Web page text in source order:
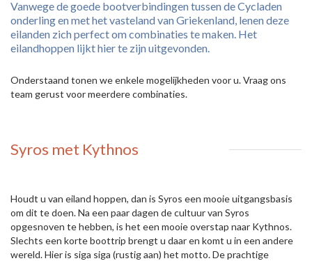
Vanwege de goede bootverbindingen tussen de Cycladen
onderling en met het vasteland van Griekenland, lenen deze
eilanden zich perfect om combinaties te maken. Het
eilandhoppen lijkt hier te zijn uitgevonden.
Onderstaand tonen we enkele mogelijkheden voor u. Vraag ons
team gerust voor meerdere combinaties.
Syros met Kythnos
Houdt u van eiland hoppen, dan is Syros een mooie uitgangsbasis
om dit te doen. Na een paar dagen de cultuur van Syros
opgesnoven te hebben, is het een mooie overstap naar Kythnos.
Slechts een korte boottrip brengt u daar en komt u in een andere
wereld. Hier is siga siga (rustig aan) het motto. De prachtige